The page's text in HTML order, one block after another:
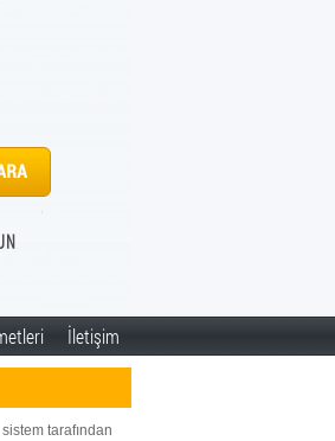
İletişim
tarafından